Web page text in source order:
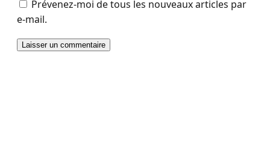
Prévenez-moi de tous les nouveaux articles par
e-mail.